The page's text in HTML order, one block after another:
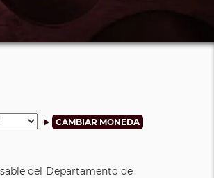
del Departamento de